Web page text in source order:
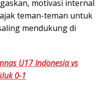
motivasi internal
teman-teman untuk
mendukung di
U17 Indonesia vs
0-1